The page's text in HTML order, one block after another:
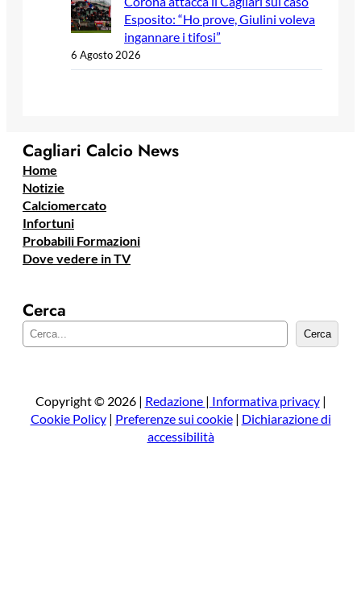
Esposito: “Ho prove, Giulini voleva
ingannare i tifosi”
6 Agosto 2026
Cagliari Calcio News
Home
Notizie
Calciomercato
Infortuni
Probabili Formazioni
Dove vedere in TV
Cerca
e
a
Cerca
Copyright © 2026 | Redazione | Informativa privacy|
Cookie Policy| Preferenze sui cookie| Dichiarazione di
accessibilità